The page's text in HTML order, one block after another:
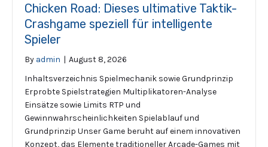
Chicken Road: Dieses ultimative Taktik-
Crashgame speziell für intelligente
Spieler
By admin | August 8, 2026
Inhaltsverzeichnis Spielmechanik sowie Grundprinzip
Erprobte Spielstrategien Multiplikatoren-Analyse
Einsätze sowie Limits RTP und
Gewinnwahrscheinlichkeiten Spielablauf und
Grundprinzip Unser Game beruht auf einem innovativen
Konzept, das Elemente traditioneller Arcade-Games mit